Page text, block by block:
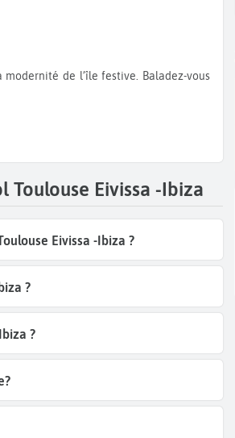
Eivissa -Ibiza
Eivissa -Ibiza ?
?
?